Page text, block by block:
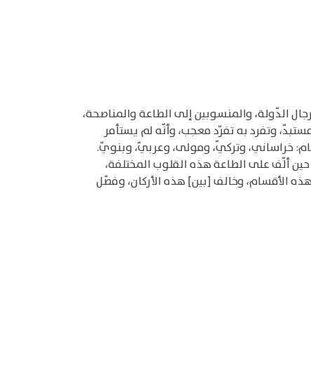
الدّولة، والمنسوبين إلى الطاعة والمناصحة،
وتفرد به تفرّد معجب، وأنّه لم يستأمر
خراساني، وتركيّ، ومولى، وعربيّ، وبنويّ.
ألّف على الطاعة هذه القلوب المختلفة،
الأقسام، وخالف [بين] هذه الأركان، وفصّل